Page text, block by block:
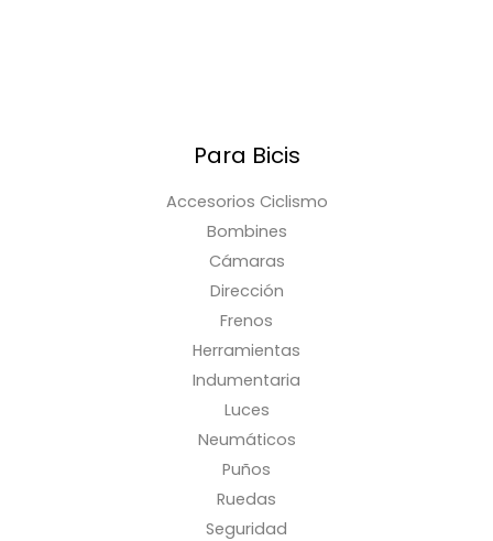
Para Bicis
Accesorios Ciclismo
Bombines
Cámaras
Dirección
Frenos
Herramientas
Indumentaria
Luces
Neumáticos
Puños
Ruedas
Seguridad